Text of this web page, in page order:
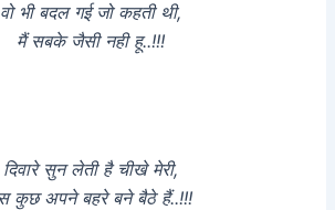
वो भी बदल गई जो कहती थी,
मैं सबके जैसी नही हू..!!!
दिवारे सुन लेती है चीखे मेरी,
कुछ अपने बहरे बने बैठे हैं..!!!